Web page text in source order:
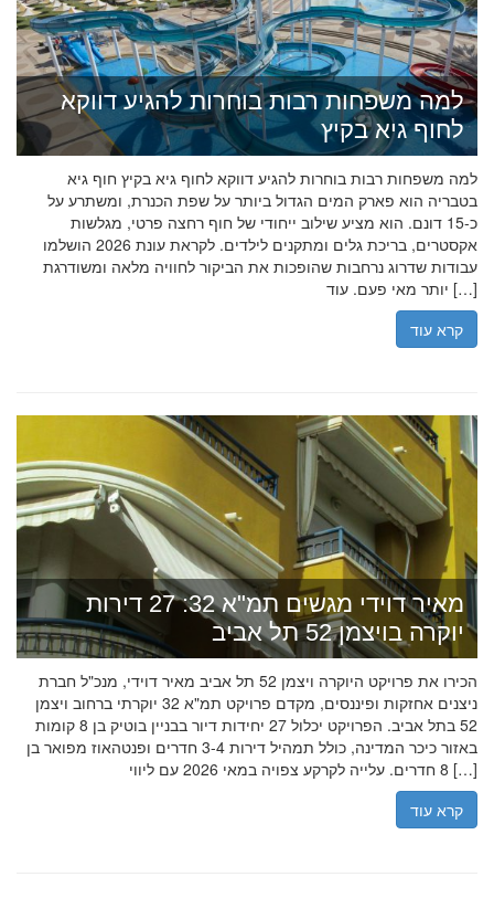
למה משפחות רבות בוחרות להגיע דווקא
לחוף גיא בקיץ
למה משפחות רבות בוחרות להגיע דווקא לחוף גיא בקיץ חוף גיא
בטבריה הוא פארק המים הגדול ביותר על שפת הכנרת, ומשתרע על
כ-15 דונם. הוא מציע שילוב ייחודי של חוף רחצה פרטי, מגלשות
אקסטרים, בריכת גלים ומתקנים לילדים. לקראת עונת 2026 הושלמו
עבודות שדרוג נרחבות שהופכות את הביקור לחוויה מלאה ומשודרגת
יותר מאי פעם. עוד […]
קרא עוד
מאיר דוידי מגשים תמ"א 32: 27 דירות
יוקרה בויצמן 52 תל אביב
הכירו את פרויקט היוקרה ויצמן 52 תל אביב מאיר דוידי, מנכ"ל חברת
ניצנים אחזקות ופיננסים, מקדם פרויקט תמ"א 32 יוקרתי ברחוב ויצמן
52 בתל אביב. הפרויקט יכלול 27 יחידות דיור בבניין בוטיק בן 8 קומות
באזור כיכר המדינה, כולל תמהיל דירות 3-4 חדרים ופנטהאוז מפואר בן
8 חדרים. עלייה לקרקע צפויה במאי 2026 עם ליווי […]
קרא עוד